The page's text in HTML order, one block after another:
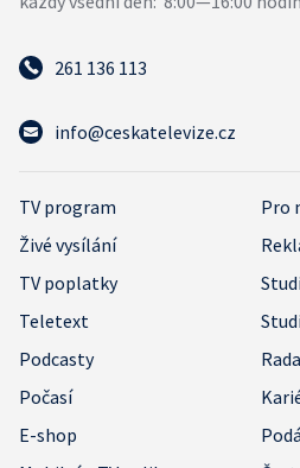
261 136 113
info@ceskatelevize.cz
TV program
Pro
Živé vysílání
TV poplatky
Teletext
Podcasty
Počasí
E-shop